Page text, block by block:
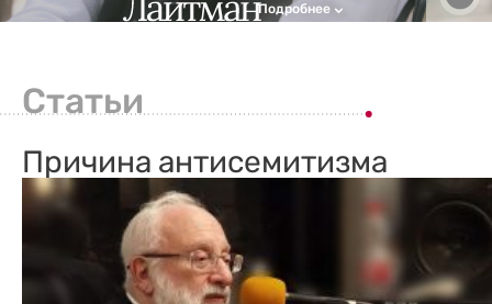
Подробнее
Статьи
Причина антисемитизма